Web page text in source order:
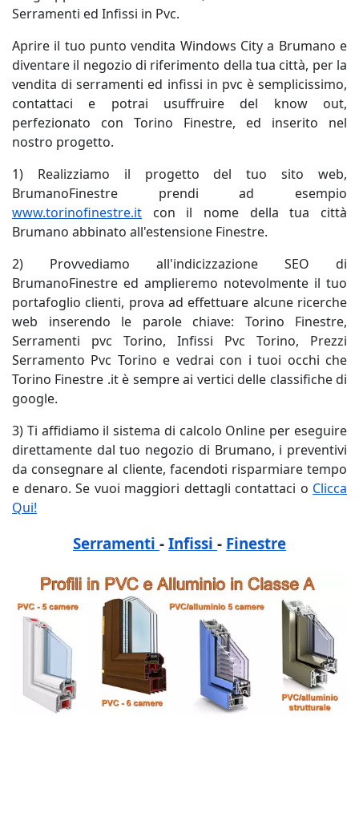
Serramenti ed Infissi in Pvc.
Aprire il tuo punto vendita Windows City a Brumano e
diventare il negozio di riferimento della tua città, per la
vendita di serramenti ed infissi in pvc è semplicissimo,
contattaci e potrai usuffruire del know out,
perfezionato con Torino Finestre, ed inserito nel
nostro progetto.
1) Realizziamo il progetto del tuo sito web,
BrumanoFinestre prendi ad esempio
www.torinofinestre.it con il nome della tua città
Brumano abbinato all'estensione Finestre.
2) Provvediamo all'indicizzazione SEO di
BrumanoFinestre ed amplieremo notevolmente il tuo
portafoglio clienti, prova ad effettuare alcune ricerche
web inserendo le parole chiave: Torino Finestre,
Serramenti pvc Torino, Infissi Pvc Torino, Prezzi
Serramento Pvc Torino e vedrai con i tuoi occhi che
Torino Finestre .it è sempre ai vertici delle classifiche di
google.
3) Ti affidiamo il sistema di calcolo Online per eseguire
direttamente dal tuo negozio di Brumano, i preventivi
da consegnare al cliente, facendoti risparmiare tempo
e denaro. Se vuoi maggiori dettagli contattaci o Clicca
Qui!
Serramenti - Infissi - Finestre